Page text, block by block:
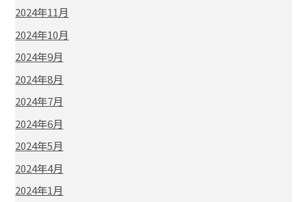
2024年11月
2024年10月
2024年9月
2024年8月
2024年7月
2024年6月
2024年5月
2024年4月
2024年1月